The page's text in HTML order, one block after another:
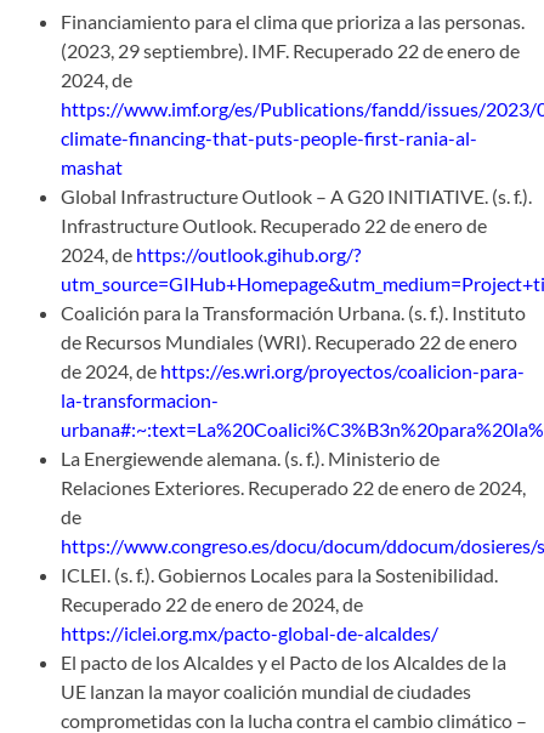
Financiamiento para el clima que prioriza a las personas.
(2023, 29 septiembre). IMF. Recuperado 22 de enero de
2024, de
https://www.imf.org/es/Publications/fandd/issues/2023/
climate-financing-that-puts-people-first-rania-al-
mashat
Global Infrastructure Outlook – A G20 INITIATIVE. (s. f.).
Infrastructure Outlook. Recuperado 22 de enero de
2024, de https://outlook.gihub.org/?
Coalición para la Transformación Urbana. (s. f.). Instituto
de Recursos Mundiales (WRI). Recuperado 22 de enero
de 2024, de https://es.wri.org/proyectos/coalicion-para-
la-transformacion-
La Energiewende alemana. (s. f.). Ministerio de
Relaciones Exteriores. Recuperado 22 de enero de 2024,
de
https://www.congreso.es/docu/docum/ddocum/
ICLEI. (s. f.). Gobiernos Locales para la Sostenibilidad.
Recuperado 22 de enero de 2024, de
https://iclei.org.mx/pacto-global-de-alcaldes/
El pacto de los Alcaldes y el Pacto de los Alcaldes de la
UE lanzan la mayor coalición mundial de ciudades
comprometidas con la lucha contra el cambio climático –